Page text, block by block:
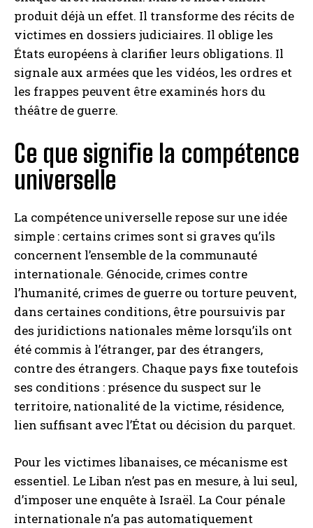
produit déjà un effet. Il transforme des récits de
victimes en dossiers judiciaires. Il oblige les
États européens à clarifier leurs obligations. Il
signale aux armées que les vidéos, les ordres et
les frappes peuvent être examinés hors du
théâtre de guerre.
Ce que signifie la compétence
universelle
La compétence universelle repose sur une idée
simple : certains crimes sont si graves qu’ils
concernent l’ensemble de la communauté
internationale. Génocide, crimes contre
l’humanité, crimes de guerre ou torture peuvent,
dans certaines conditions, être poursuivis par
des juridictions nationales même lorsqu’ils ont
été commis à l’étranger, par des étrangers,
contre des étrangers. Chaque pays fixe toutefois
ses conditions : présence du suspect sur le
territoire, nationalité de la victime, résidence,
lien suffisant avec l’État ou décision du parquet.
Pour les victimes libanaises, ce mécanisme est
essentiel. Le Liban n’est pas en mesure, à lui seul,
d’imposer une enquête à Israël. La Cour pénale
internationale n’a pas automatiquement